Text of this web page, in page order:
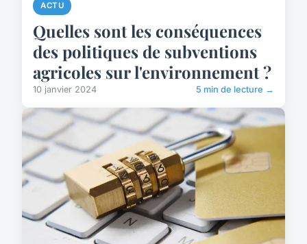
ACTU
Quelles sont les conséquences
des politiques de subventions
agricoles sur l'environnement ?
10 janvier 2024 5 min de lecture →